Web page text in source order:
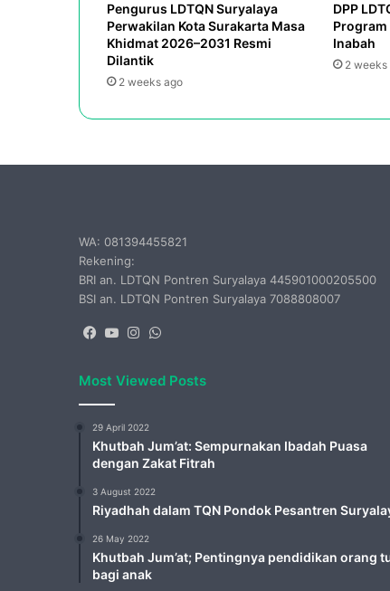
Pengurus LDTQN Suryalaya
Perwakilan Kota Surakarta Masa
Khidmat 2026–2031 Resmi
Dilantik
2 weeks ago
DPP
Program
Inabah
2 weeks
WA: 081394455821
Rekening:
BRI an. LDTQN Pontren Suryalaya 445901000205500
BSI an. LDTQN Pontren Suryalaya 7088808007
Facebook
YouTubeInstagram
Most Viewed Posts
29 April 2022
Khutbah Jum’at: Sempurnakan Ibadah Puasa
dengan Zakat Fitrah
3 August 2022
Riyadhah dalam TQN Pondok Pesantren
26 May 2022
Khutbah Jum’at; Pentingnya pendidikan orang
bagi anak